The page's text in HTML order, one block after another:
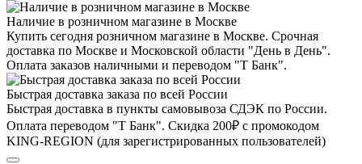
Наличие в розничном магазине в Москве
Купить сегодня розничном магазине в Москве. Срочная
доставка по Москве и Московской области "День в День".
Оплата заказов наличными и переводом "Т Банк".
Быстрая доставка заказа по всей России
Быстрая доставка в пункты самовывоза СДЭК по России.
Оплата переводом "Т Банк". Скидка 200₽ с промокодом
KING-REGION (для зарегистрированных пользователей)